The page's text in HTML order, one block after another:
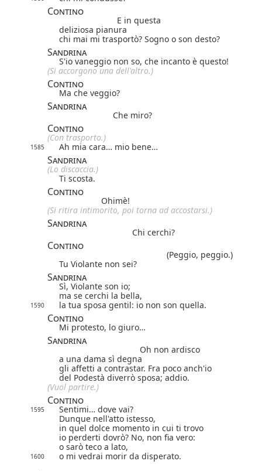
Contino
E in questa
deliziosa pianura
chi mai mi trasportò? Sogno o son desto?
Sandrina
S'io vaneggio non so, che incanto è questo!
(Si accorgono una dell'altro.)
Contino
Ma che veggio?
Sandrina
Che miro?
Contino
(Con trasporto.)
1585 Ah mia cara… mio bene…
Sandrina
(Lo discaccia.)
Ti scosta.
Contino
Ohimè!
(Si ritira intimorito, poi torna ad accostarsi.)
Sandrina
Chi cerchi?
Contino
(Peggio, peggio.)
Tu Violante non sei?
Sandrina
Sì, Violante son io;
ma se cerchi la bella,
1590 la tua sposa gentil: io non son quella.
Contino
Mi protesto, lo giuro…
Sandrina
Oh non ardisco
a una dama sì degna
gli affetti a contrastar. Fra poco anch'io
del Podestà diverrò sposa; addio.
(Vuol partire.)
Contino
1595
Sentimi… dove vai?
Dunque nell'atto istesso,
in quel dolce momento in cui ti trovo
io perderti dovrò? No, non fia vero:
o sarò teco a lato,
1600 o mi vedrai morir da disperato.